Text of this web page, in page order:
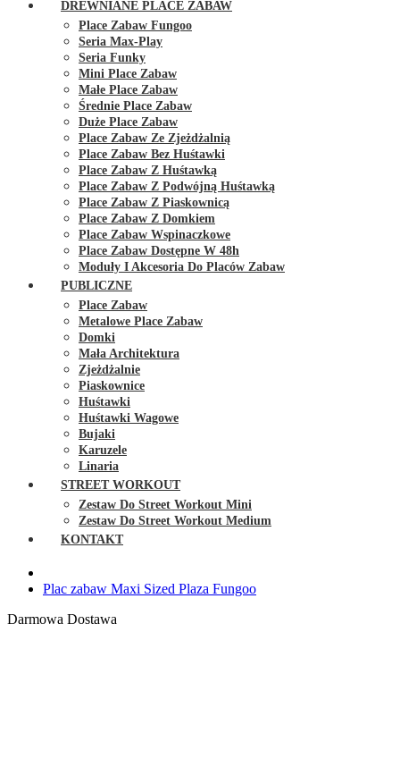
DREWNIANE PLACE ZABAW
Place Zabaw Fungoo
Seria Max-Play
Seria Funky
Mini Place Zabaw
Małe Place Zabaw
Średnie Place Zabaw
Duże Place Zabaw
Place Zabaw Ze Zjeżdżalnią
Place Zabaw Bez Huśtawki
Place Zabaw Z Huśtawką
Place Zabaw Z Podwójną Huśtawką
Place Zabaw Z Piaskownicą
Place Zabaw Z Domkiem
Place Zabaw Wspinaczkowe
Place Zabaw Dostępne W 48h
Moduły I Akcesoria Do Placów Zabaw
PUBLICZNE
Place Zabaw
Metalowe Place Zabaw
Domki
Mała Architektura
Zjeżdżalnie
Piaskownice
Huśtawki
Huśtawki Wagowe
Bujaki
Karuzele
Linaria
STREET WORKOUT
Zestaw Do Street Workout Mini
Zestaw Do Street Workout Medium
KONTAKT
Plac zabaw Maxi Sized Plaza Fungoo
Darmowa Dostawa